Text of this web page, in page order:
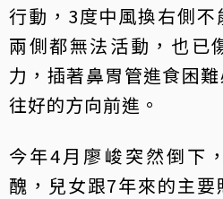
行動，3度中風換右側
兩側都無法活動，也已
力，插著鼻胃管進食困
往好的方向前進。
今年4月廖峻突然倒下
醜，兒女跟7年來的主